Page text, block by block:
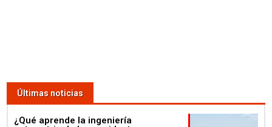
Últimas noticias
¿Qué aprende la ingeniería